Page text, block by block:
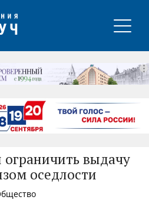
ограничить выдачу
оседлости